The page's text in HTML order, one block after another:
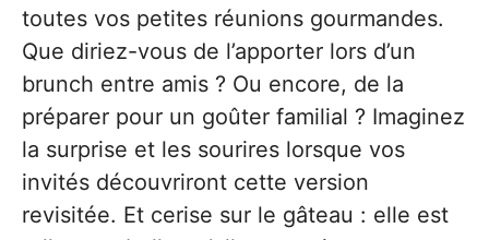
toutes vos petites réunions gourmandes.
Que diriez-vous de l’apporter lors d’un
brunch entre amis ? Ou encore, de la
préparer pour un goûter familial ? Imaginez
la surprise et les sourires lorsque vos
invités découvriront cette version
revisitée. Et cerise sur le gâteau : elle est